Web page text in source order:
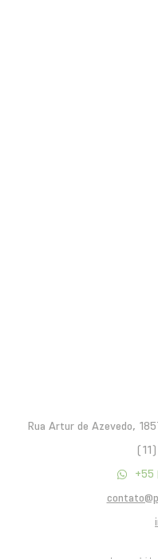
Rua Artur de Azevedo,